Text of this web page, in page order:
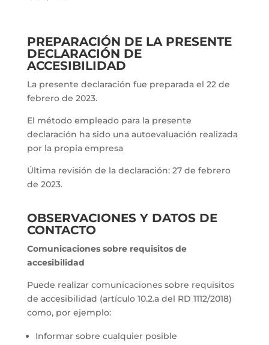
PREPARACIÓN DE LA PRESENTE
DECLARACIÓN DE
ACCESIBILIDAD
La presente declaración fue preparada el 22 de
febrero de 2023.
El método empleado para la presente
declaración ha sido una autoevaluación realizada
por la propia empresa
Última revisión de la declaración: 27 de febrero
de 2023.
OBSERVACIONES Y DATOS DE
CONTACTO
Comunicaciones sobre requisitos de
accesibilidad
Puede realizar comunicaciones sobre requisitos
de accesibilidad (artículo 10.2.a del RD 1112/2018)
como, por ejemplo:
Informar sobre cualquier posible